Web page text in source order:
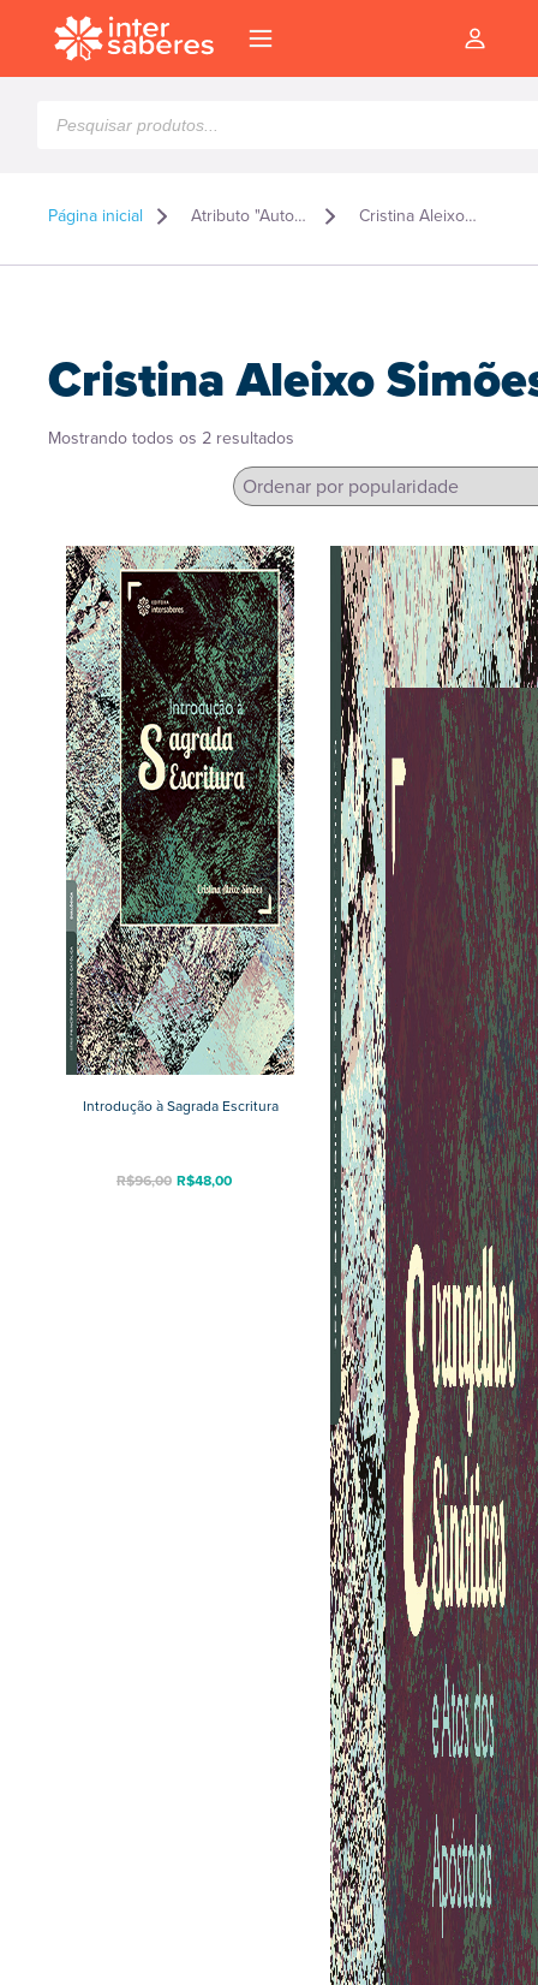
produtos
Página inicial Atributo "Autor" de produto Cristina Aleixo Simões
Cristina Aleixo
Mostrando todos os 2 resultados
popularidade
Introdução à Sagrada Escritura
R$96,00 R$48,00